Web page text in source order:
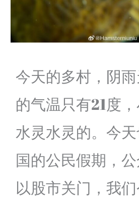
今天的多村，阴
的气温只有21度
水灵水灵的。今
国的公民假期，
以股市关门，我